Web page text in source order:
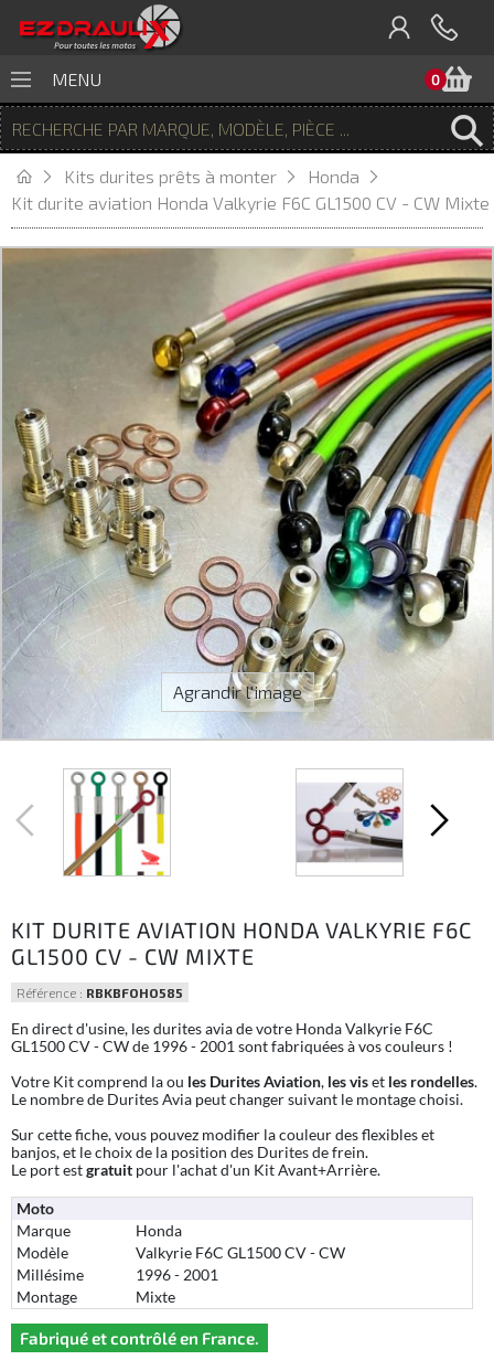
0
MENU
Kits durites prêts à monter
Honda
Kit durite aviation Honda Valkyrie F6C GL1500 CV - CW Mixte
Agrandir l'image
KIT DURITE AVIATION HONDA VALKYRIE F6C
GL1500 CV - CW MIXTE
Référence : RBKBFOHO585
En direct d'usine, les durites avia de votre Honda Valkyrie F6C
GL1500 CV - CW de 1996 - 2001 sont fabriquées à vos couleurs !
Votre Kit comprend la ou les Durites Aviation, les viset les rondelles.
Le nombre de Durites Avia peut changer suivant le montage choisi.
Sur cette fiche, vous pouvez modifier la couleur des flexibles et
banjos, et le choix de la position des Durites de frein.
Le port estgratuit pour l'achat d'un Kit Avant+Arrière.
Moto
Marque
Honda
Modèle
Valkyrie F6C GL1500 CV - CW
Millésime
1996 - 2001
Montage
Mixte
Fabriqué et contrôlé en France.